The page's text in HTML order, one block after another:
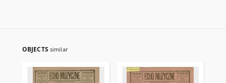
OBJECTS similar